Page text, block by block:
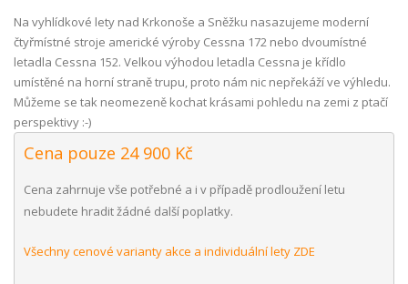
Na vyhlídkové lety nad Krkonoše a Sněžku nasazujeme moderní
čtyřmístné stroje americké výroby Cessna 172 nebo dvoumístné
letadla Cessna 152. Velkou výhodou letadla Cessna je křídlo
umístěné na horní straně trupu, proto nám nic nepřekáží ve výhledu.
Můžeme se tak neomezeně kochat krásami pohledu na zemi z ptačí
perspektivy :-)
Cena pouze 24 900 Kč
Cena zahrnuje vše potřebné a i v případě prodloužení letu
nebudete hradit žádné další poplatky.
Všechny cenové varianty akce a individuální lety ZDE